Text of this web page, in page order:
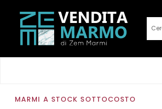
MARMI A STOCK SOTTOCOSTO